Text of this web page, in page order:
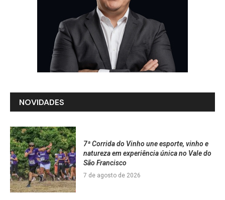
NOVIDADES
7ª Corrida do Vinho une esporte, vinho e
natureza em experiência única no Vale do
São Francisco
7 de agosto de 2026